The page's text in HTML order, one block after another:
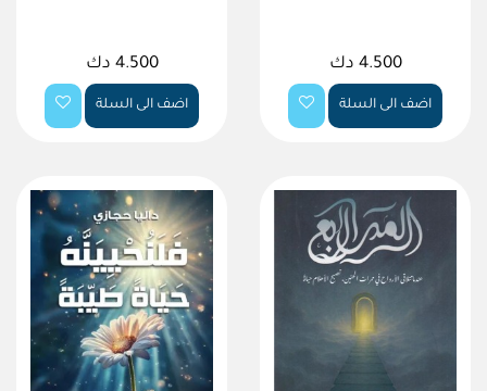
4.500 دك
اضف الى السلة
4.500 دك
اضف الى السلة